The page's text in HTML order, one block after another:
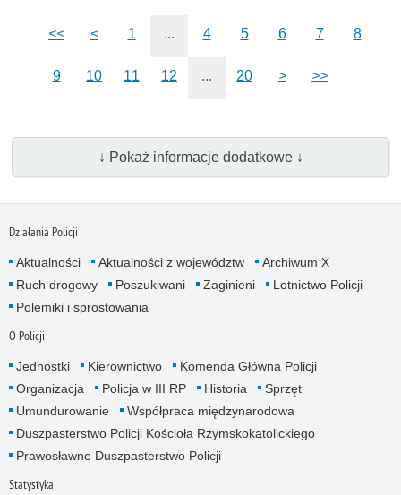
<< < 1 ... 4 5 6 7 8
9 10 11 12 ... 20 > >>
↓ Pokaż informacje dodatkowe ↓
Działania Policji
Aktualności Aktualności z województw
Archiwum X
Ruch drogowy
Poszukiwani Zaginieni
Lotnictwo Policji
Polemiki i sprostowania
O Policji
Jednostki Kierownictwo
Komenda Główna Policji
Organizacja
Policja w III RP Historia
Sprzęt
Umundurowanie
Współpraca międzynarodowa
Duszpasterstwo Policji Kościoła Rzymskokatolickiego
Prawosławne Duszpasterstwo Policji
Statystyka